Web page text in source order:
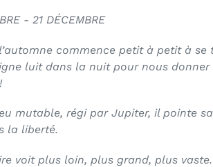
- 21 DÉCEMBRE
commence petit à petit à se
luit dans la nuit pour nous donner
mutable, régi par Jupiter, il pointe
la liberté.
voit plus loin, plus grand, plus vaste.